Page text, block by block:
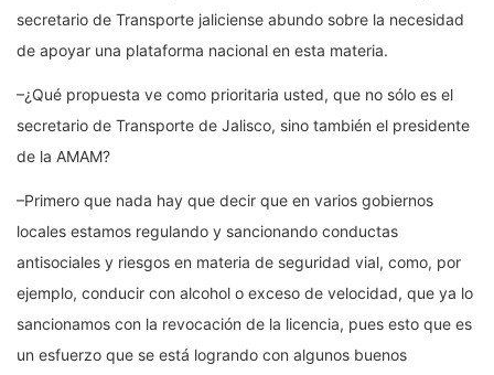
secretario de Transporte jaliciense abundo sobre la necesidad
de apoyar una plataforma nacional en esta materia.
–¿Qué propuesta ve como prioritaria usted, que no sólo es el
secretario de Transporte de Jalisco, sino también el presidente
de la AMAM?
–Primero que nada hay que decir que en varios gobiernos
locales estamos regulando y sancionando conductas
antisociales y riesgos en materia de seguridad vial, como, por
ejemplo, conducir con alcohol o exceso de velocidad, que ya lo
sancionamos con la revocación de la licencia, pues esto que es
un esfuerzo que se está logrando con algunos buenos